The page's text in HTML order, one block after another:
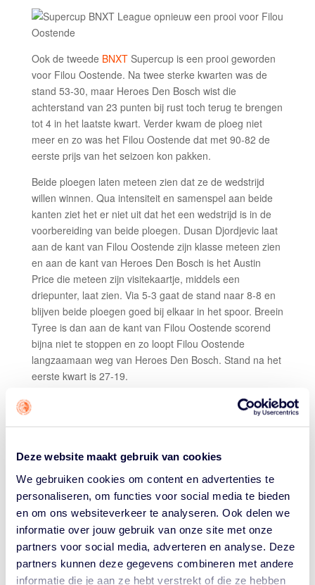
Deze website maakt gebruik van cookies
We gebruiken cookies om content en advertenties te
personaliseren, om functies voor social media te bieden
en om ons websiteverkeer te analyseren. Ook delen we
informatie over jouw gebruik van onze site met onze
partners voor social media, adverteren en analyse. Deze
partners kunnen deze gegevens combineren met andere
informatie die je aan ze hebt verstrekt of die ze hebben
Ook de tweede BNXTSupercup is een prooi geworden
voor Filou Oostende. Na twee sterke kwarten was de
stand 53-30, maar Heroes Den Bosch wist die
achterstand van 23 punten bij rust toch terug te brengen
tot 4 in het laatste kwart. Verder kwam de ploeg niet
meer en zo was het Filou Oostende dat met 90-82 de
eerste prijs van het seizoen kon pakken.
Beide ploegen laten meteen zien dat ze de wedstrijd
willen winnen. Qua intensiteit en samenspel aan beide
kanten ziet het er niet uit dat het een wedstrijd is in de
voorbereiding van beide ploegen. Dusan Djordjevic laat
aan de kant van Filou Oostende zijn klasse meteen zien
en aan de kant van Heroes Den Bosch is het Austin
Price die meteen zijn visitekaartje, middels een
driepunter, laat zien. Via 5-3 gaat de stand naar 8-8 en
blijven beide ploegen goed bij elkaar in het spoor. Breein
Tyree is dan aan de kant van Filou Oostende scorend
bijna niet te stoppen en zo loopt Filou Oostende
langzaamaan weg van Heroes Den Bosch. Stand na het
eerste kwart is 27-19.
Keye van der Vuurst de Vries opent het tweede kwart
voor Filou Oostende. Djordjevic laat zich even later
vrije worpen van Chris-Ebou Ndow en Price is de stand
38-27. De coaches aan beide kanten winden zich dan
om de beurt op over de beslissingen van het arbitrale
trio. Dario Gjergja loopt eerst tegen een technische fout
aan, even later krijgt ook Erik Braal een technische fout
vanwege aanmerkingen op de leiding. Filou Oostende
blijft de betere van de twee ploegen en loopt naar 46-
28. Vlak voor de rust loopt Price dan tegen zijn derde
fout aan en kan Tyree met zijn 14e punt de stand op 48-